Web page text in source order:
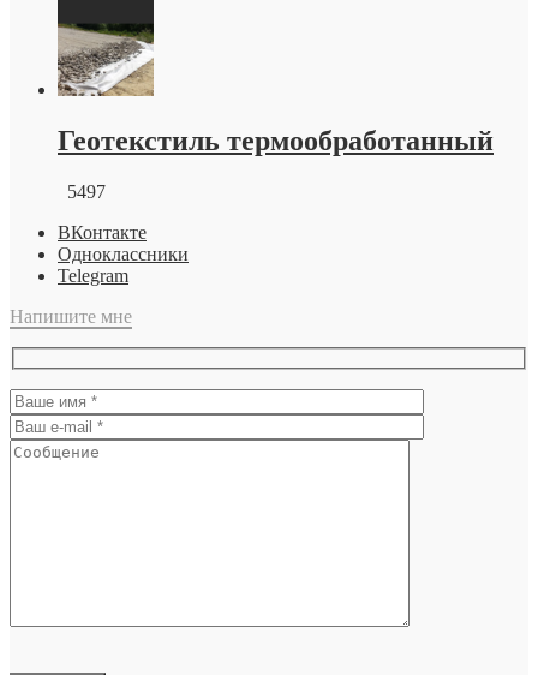
Геотекстиль термообработанный
5497
ВКонтакте
Одноклассники
Telegram
Напишите мне